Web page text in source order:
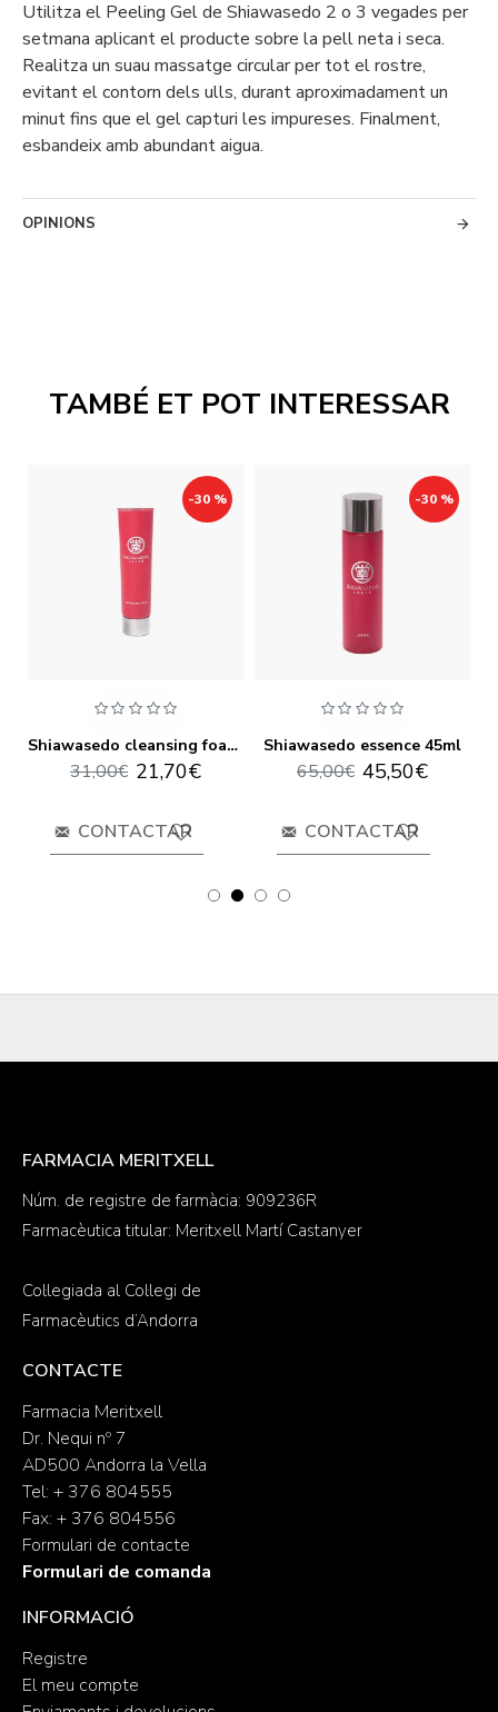
TAMBÉ ET POT INTERESSAR
-30 %
Shiawasedo cleansing foam 120ml
21,70€
31,00€
CONTACTAR
-30 %
Shiawasedo essence 45ml
45,50€
65,00€
CONTACTAR
Utilitza el Peeling Gel de Shiawasedo 2 o 3 vegades per
setmana aplicant el producte sobre la pell neta i seca.
Realitza un suau massatge circular per tot el rostre,
evitant el contorn dels ulls, durant aproximadament un
minut fins que el gel capturi les impureses. Finalment,
esbandeix amb abundant aigua.
OPINIONS
FARMACIA MERITXELL
Núm. de registre de farmàcia: 909236R
Farmacèutica titular: Meritxell Martí Castanyer
Col·legiada al Col·legi de
Farmacèutics d’Andorra
CONTACTE
Farmacia Meritxell
Dr. Nequi nº 7
AD500 Andorra la Vella
Tel: + 376 804555
Fax: + 376 804556
Formulari de contacte
Formulari de comanda
INFORMACIÓ
Registre
El meu compte